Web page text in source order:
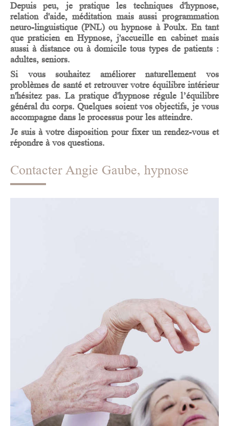
Depuis peu, je pratique les techniquesd'hypnose,
relation d'aide, méditation mais aussi programmation
neuro-linguistique (PNL) ou hypnoseà Poulx. En tant
que praticien en Hypnose, j'accueille en cabinet mais
aussi à distance ou à domicile tous types de patients :
adultes, seniors.
Si vous souhaitez améliorer naturellement vos
problèmes de santé et retrouver votre équilibre intérieur
n'hésitez pas. La pratiqued'hypnoserégule l’équilibre
général du corps. Quelques soient vos objectifs, je vous
accompagne dans le processus pour les atteindre.
Je suis à votre disposition pour fixer un rendez-vous et
répondre à vos questions.
Contacter Angie Gaube, hypnose